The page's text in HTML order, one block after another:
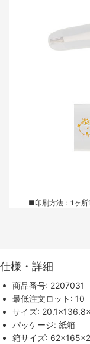
■印刷方法：1ヶ所
仕様・詳細
商品番号: 2207031
最低注文ロット: 10
サイズ:
パッケージ: 紙箱
箱サイズ: